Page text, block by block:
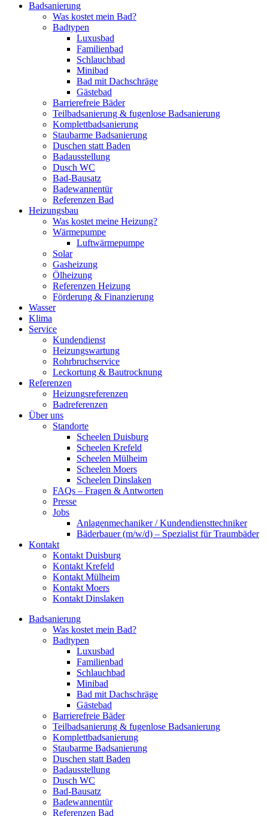
Badsanierung
Was kostet mein Bad?
Badtypen
Luxusbad
Familienbad
Schlauchbad
Minibad
Bad mit Dachschräge
Gästebad
Barrierefreie Bäder
Teilbadsanierung & fugenlose Badsanierung
Komplettbadsanierung
Staubarme Badsanierung
Duschen statt Baden
Badausstellung
Dusch WC
Bad-Bausatz
Badewannentür
Referenzen Bad
Heizungsbau
Was kostet meine Heizung?
Wärmepumpe
Luftwärmepumpe
Solar
Gasheizung
Ölheizung
Referenzen Heizung
Förderung & Finanzierung
Wasser
Klima
Service
Kundendienst
Heizungswartung
Rohrbruchservice
Leckortung & Bautrocknung
Referenzen
Heizungsreferenzen
Badreferenzen
Über uns
Standorte
Scheelen Duisburg
Scheelen Krefeld
Scheelen Mülheim
Scheelen Moers
Scheelen Dinslaken
FAQs – Fragen & Antworten
Presse
Jobs
Anlagenmechaniker / Kundendiensttechniker
Bäderbauer (m/w/d) – Spezialist für Traumbäder
Kontakt
Kontakt Duisburg
Kontakt Krefeld
Kontakt Mülheim
Kontakt Moers
Kontakt Dinslaken
Badsanierung
Was kostet mein Bad?
Badtypen
Luxusbad
Familienbad
Schlauchbad
Minibad
Bad mit Dachschräge
Gästebad
Barrierefreie Bäder
Teilbadsanierung & fugenlose Badsanierung
Komplettbadsanierung
Staubarme Badsanierung
Duschen statt Baden
Badausstellung
Dusch WC
Bad-Bausatz
Badewannentür
Referenzen Bad